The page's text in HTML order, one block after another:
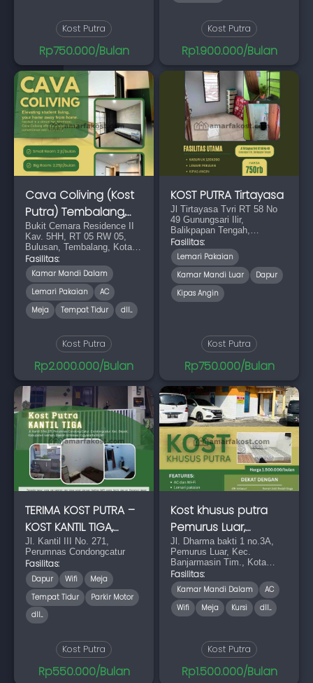
Kost Putra
Rp750.000/Bulan
Kost Putra
Rp1.900.000/Bulan
Cava Coliving (Kost
Putra) Tembalang,
Semarang.
Bukit Cemara Residence II
Kav. 5HH, RT 05 RW 05,
Bulusan, Tembalang, Kota
Semarang, Jawa Tengah,
Kode Pos 50277
Fasilitas:
Kamar Mandi Dalam
Lemari Pakaian
AC
Meja
Tempat Tidur dll...
Kost Putra
Rp2.000.000/Bulan
KOST PUTRA Tirtayasa
Jl Tirtayasa Tvri RT 58 No
49 Gunungsari Ilir,
Balikpapan Tengah,
Balikpapan City, East
Kalimantan 76113
Fasilitas:
Lemari Pakaian
Kamar Mandi Luar
Dapur
Kipas Angin
Kost Putra
Rp750.000/Bulan
TERIMA KOST PUTRA –
KOST KANTIL TIGA,
CONDONGCATUR
Jl. Kantil III No. 271,
Perumnas Condongcatur
Fasilitas:
Dapur Wifi
Meja
Tempat Tidur
Parkir Motor
dll...
Kost Putra
Rp550.000/Bulan
Kost khusus putra
Pemurus Luar,
Banjarmasin Timur
Jl. Dharma bakti 1 no.3A,
Pemurus Luar, Kec.
Banjarmasin Tim., Kota
Banjarmasin.
Fasilitas:
Kamar Mandi Dalam
AC
Wifi
Meja Kursi dll...
Kost Putra
Rp1.500.000/Bulan